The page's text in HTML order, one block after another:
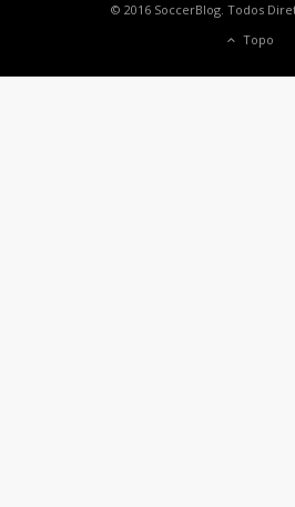
© 2016 SoccerBlog. Todos
Topo